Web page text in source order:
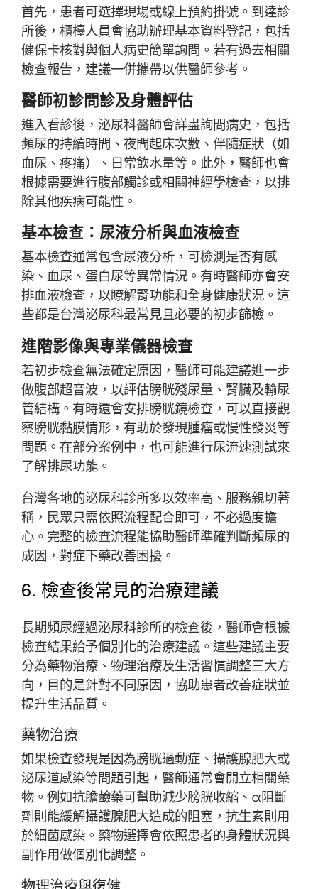
首先，患者可選擇現場或線上預約掛號。到達診
所後，櫃檯人員會協助辦理基本資料登記，包括
健保卡核對與個人病史簡單詢問。若有過去相關
檢查報告，建議一併攜帶以供醫師參考。
醫師初診問診及身體評估
進入看診後，泌尿科醫師會詳盡詢問病史，包括
頻尿的持續時間、夜間起床次數、伴隨症狀（如
血尿、疼痛）、日常飲水量等。此外，醫師也會
根據需要進行腹部觸診或相關神經學檢查，以排
除其他疾病可能性。
基本檢查：尿液分析與血液檢查
基本檢查通常包含尿液分析，可檢測是否有感
染、血尿、蛋白尿等異常情況。有時醫師亦會安
排血液檢查，以瞭解腎功能和全身健康狀況。這
些都是台灣泌尿科最常見且必要的初步篩檢。
進階影像與專業儀器檢查
若初步檢查無法確定原因，醫師可能建議進一步
做腹部超音波，以評估膀胱殘尿量、腎臟及輸尿
管結構。有時還會安排膀胱鏡檢查，可以直接觀
察膀胱黏膜情形，有助於發現腫瘤或慢性發炎等
問題。在部分案例中，也可能進行尿流速測試來
了解排尿功能。
台灣各地的泌尿科診所多以效率高、服務親切著
稱，民眾只需依照流程配合即可，不必過度擔
心。完整的檢查流程能協助醫師準確判斷頻尿的
成因，對症下藥改善困擾。
6. 檢查後常見的治療建議
長期頻尿經過泌尿科診所的檢查後，醫師會根據
檢查結果給予個別化的治療建議。這些建議主要
分為藥物治療、物理治療及生活習慣調整三大方
向，目的是針對不同原因，協助患者改善症狀並
提升生活品質。
藥物治療
如果檢查發現是因為膀胱過動症、攝護腺肥大或
泌尿道感染等問題引起，醫師通常會開立相關藥
物。例如抗膽鹼藥可幫助減少膀胱收縮、α阻斷
劑則能緩解攝護腺肥大造成的阻塞，抗生素則用
於細菌感染。藥物選擇會依照患者的身體狀況與
副作用做個別化調整。
物理治療與復健